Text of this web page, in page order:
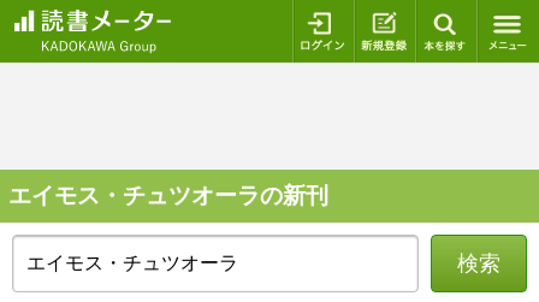
ログイン 新規登録
エイモス・チュツオーラの新刊
検索